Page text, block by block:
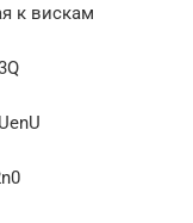
к вискам